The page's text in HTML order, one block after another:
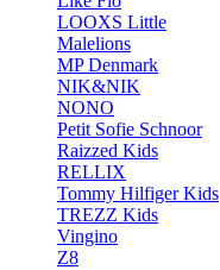
LOOXS Little
Malelions
MP Denmark
NIK&NIK
NONO
Petit Sofie Schnoor
Raizzed Kids
RELLIX
Tommy Hilfiger Kids
TREZZ Kids
Vingino
Z8